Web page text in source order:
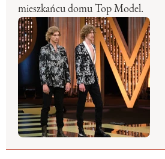
mieszkańcu domu Top Model.